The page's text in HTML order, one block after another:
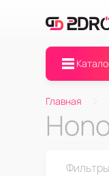
Главная
Фильтры